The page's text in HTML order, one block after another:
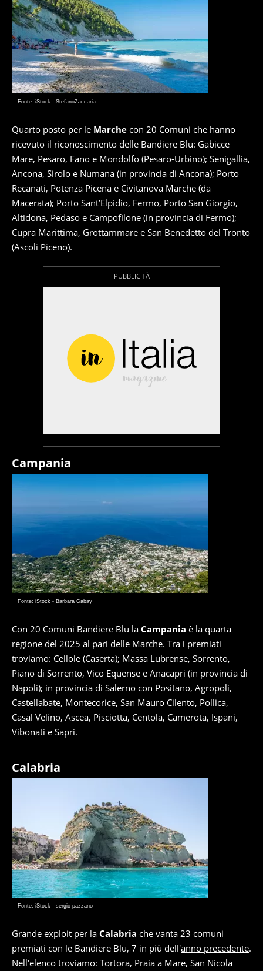
Fonte: iStock - StefanoZaccaria
Quarto posto per le Marche con 20 Comuni che hanno
ricevuto il riconoscimento delle Bandiere Blu: Gabicce
Mare, Pesaro, Fano e Mondolfo (Pesaro-Urbino); Senigallia,
Ancona, Sirolo e Numana (in provincia di Ancona); Porto
Recanati, Potenza Picena e Civitanova Marche (da
Macerata); Porto Sant’Elpidio, Fermo, Porto San Giorgio,
Altidona, Pedaso e Campofilone (in provincia di Fermo);
Cupra Marittima, Grottammare e San Benedetto del Tronto
(Ascoli Piceno).
Campania
Fonte: iStock - Barbara Gabay
Con 20 Comuni Bandiere Blu la Campania è la quarta
regione del 2025 al pari delle Marche. Tra i premiati
troviamo: Cellole (Caserta); Massa Lubrense, Sorrento,
Piano di Sorrento, Vico Equense e Anacapri (in provincia di
Napoli); in provincia di Salerno con Positano, Agropoli,
Castellabate, Montecorice, San Mauro Cilento, Pollica,
Casal Velino, Ascea, Pisciotta, Centola, Camerota, Ispani,
Vibonati e Sapri.
Calabria
Fonte: iStock - sergio-pazzano
Grande exploit per la Calabria che vanta 23 comuni
premiati con le Bandiere Blu, 7 in più dell'anno precedente.
Nell'elenco troviamo: Tortora, Praia a Mare, San Nicola